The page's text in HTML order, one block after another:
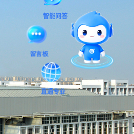
智能问答
留言板
直通专业